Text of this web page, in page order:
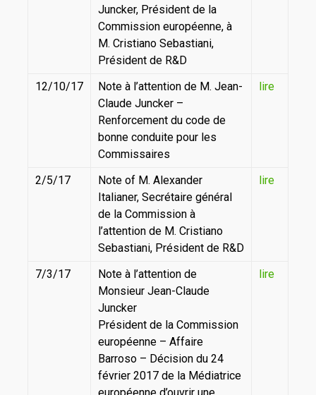
Juncker, Président de la
Commission européenne, à
M. Cristiano Sebastiani,
Président de R&D
12/10/17
Note à l’attention de M. Jean-
Claude Juncker –
Renforcement du code de
bonne conduite pour les
Commissaires
lire
2/5/17
Note of M. Alexander
Italianer, Secrétaire général
de la Commission à
l’attention de M. Cristiano
Sebastiani, Président de R&D
lire
7/3/17
Note à l’attention de
Monsieur Jean-Claude
Juncker
Président de la Commission
européenne – Affaire
Barroso – Décision du 24
février 2017 de la Médiatrice
lire